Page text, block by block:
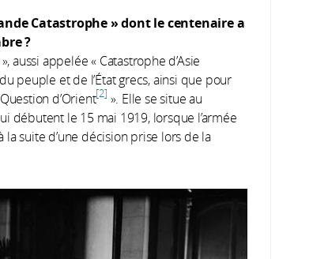
Catastrophe» dont le centenaire a
?
aussi appelée « Catastrophe d’Asie
peuple et de l’État grecs, ainsi que pour
d’Orient 2 ». Elle se situe au
débutent le 15 mai 1919, lorsque l’armée
suite d’une décision prise lors de la